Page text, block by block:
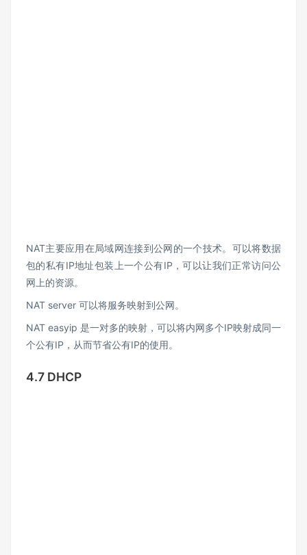
NAT主要应用在局域网连接到公网的一个技术。可以将数据
包的私有IP地址包装上一个公有IP，可以让我们正常访问公
网上的资源。
NAT server 可以将服务映射到公网。
NAT easyip 是一对多的映射，可以将内网多个IP映射成同一
个公有IP，从而节省公有IP的使用。
4.7 DHCP